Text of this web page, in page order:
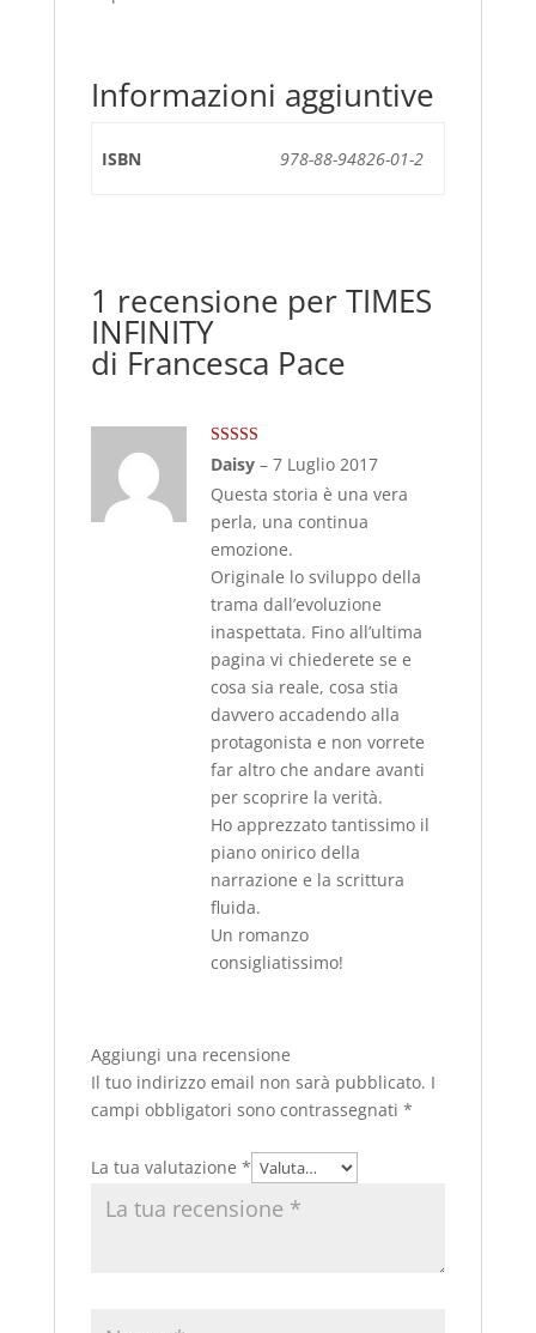
Informazioni aggiuntive
ISBN 978-88-94826-01-2
1 recensione perTIMES
INFINITY
di Francesca Pace
Valutato 5su
5
Daisy – 7 Luglio 2017
Questa storia è una vera
perla, una continua
emozione.
Originale lo sviluppo della
trama dall’evoluzione
inaspettata. Fino all’ultima
pagina vi chiederete se e
cosa sia reale, cosa stia
davvero accadendo alla
protagonista e non vorrete
far altro che andare avanti
per scoprire la verità.
Ho apprezzato tantissimo il
piano onirico della
narrazione e la scrittura
fluida.
Un romanzo
consigliatissimo!
Aggiungi una recensione
Il tuo indirizzo email non sarà pubblicato. I
campi obbligatori sono contrassegnati *
La tua valutazione *